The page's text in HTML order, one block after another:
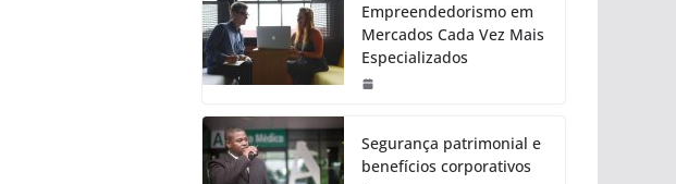
Empreendedorismo em
Mercados Cada Vez Mais
Especializados
Segurança patrimonial e
benefícios corporativos